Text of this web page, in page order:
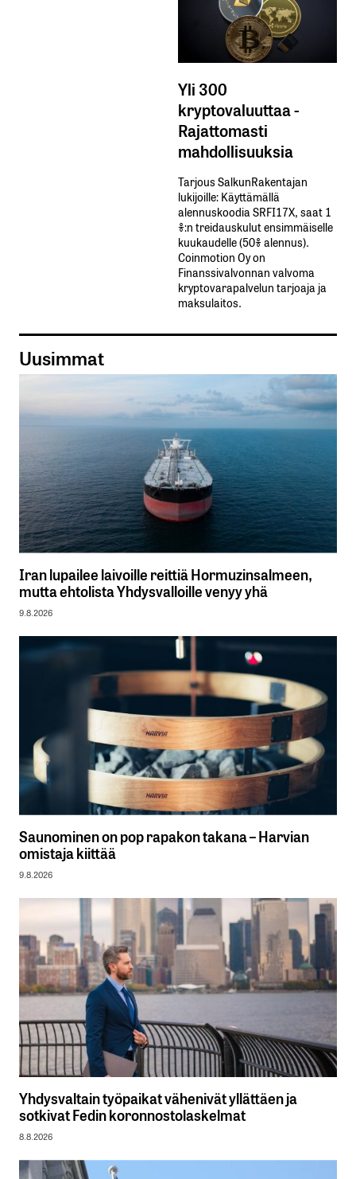
Yli 300
kryptovaluuttaa -
Rajattomasti
mahdollisuuksia
Tarjous SalkunRakentajan
lukijoille: Käyttämällä​ ​
alennuskoodia​ ​SRFI17X,​ ​saat​ ​1
%:n treidauskulut​ ​ensimmäiselle​ ​
kuukaudelle​ ​(50%​ ​alennus).
Coinmotion Oy on
Finanssivalvonnan valvoma
kryptovarapalvelun tarjoaja ja
maksulaitos.
Uusimmat
Iran lupailee laivoille reittiä Hormuzinsalmeen,
mutta ehtolista Yhdysvalloille venyy yhä
9.8.2026
Saunominen on pop rapakon takana – Harvian
omistaja kiittää
9.8.2026
Yhdysvaltain työpaikat vähenivät yllättäen ja
sotkivat Fedin koronnostolaskelmat
8.8.2026